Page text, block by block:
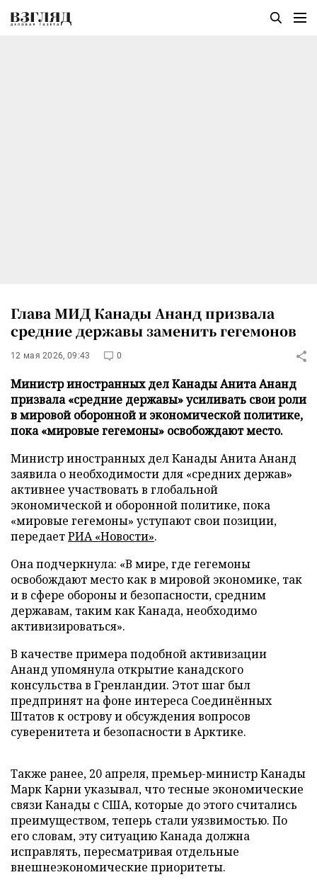
Глава МИД Канады Ананд призвала
средние державы заменить гегемонов
12 мая 2026, 09:43 0
Министр иностранных дел Канады Анита Ананд
призвала «средние державы» усиливать свои роли
в мировой оборонной и экономической политике,
пока «мировые гегемоны» освобождают место.
Министр иностранных дел Канады Анита Ананд
заявила о необходимости для «средних держав»
активнее участвовать в глобальной
экономической и оборонной политике, пока
«мировые гегемоны» уступают свои позиции,
передаетРИА «Новости».
Она подчеркнула: «В мире, где гегемоны
освобождают место как в мировой экономике, так
и в сфере обороны и безопасности, средним
державам, таким как Канада, необходимо
активизироваться».
В качестве примера подобной активизации
Ананд упомянула открытие канадского
консульства в Гренландии. Этот шаг был
предпринят на фоне интереса Соединённых
Штатов к острову и обсуждения вопросов
суверенитета и безопасности в Арктике.
Также ранее, 20 апреля, премьер-министр Канады
Марк Карни указывал, что тесные экономические
связи Канады с США, которые до этого считались
преимуществом, теперь стали уязвимостью. По
его словам, эту ситуацию Канада должна
исправлять, пересматривая отдельные
внешнеэкономические приоритеты.